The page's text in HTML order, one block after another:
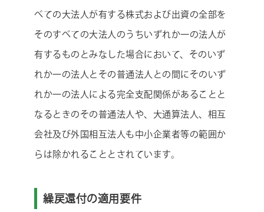
べての大法人が有する株式および出資の全部を
そのすべての大法人のうちいずれか一の法人が
有するものとみなした場合において、そのいず
れか一の法人とその普通法人との間にそのいず
れか一の法人による完全支配関係があることと
なるときのその普通法人や、大通算法人、相互
会社及び外国相互法人も中小企業者等の範囲か
らは除かれることとされています。
繰戻還付の適用要件